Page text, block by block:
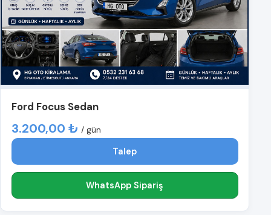
Ford Focus Sedan
3.200,00 ₺ / gün
Talep
WhatsApp Sipariş